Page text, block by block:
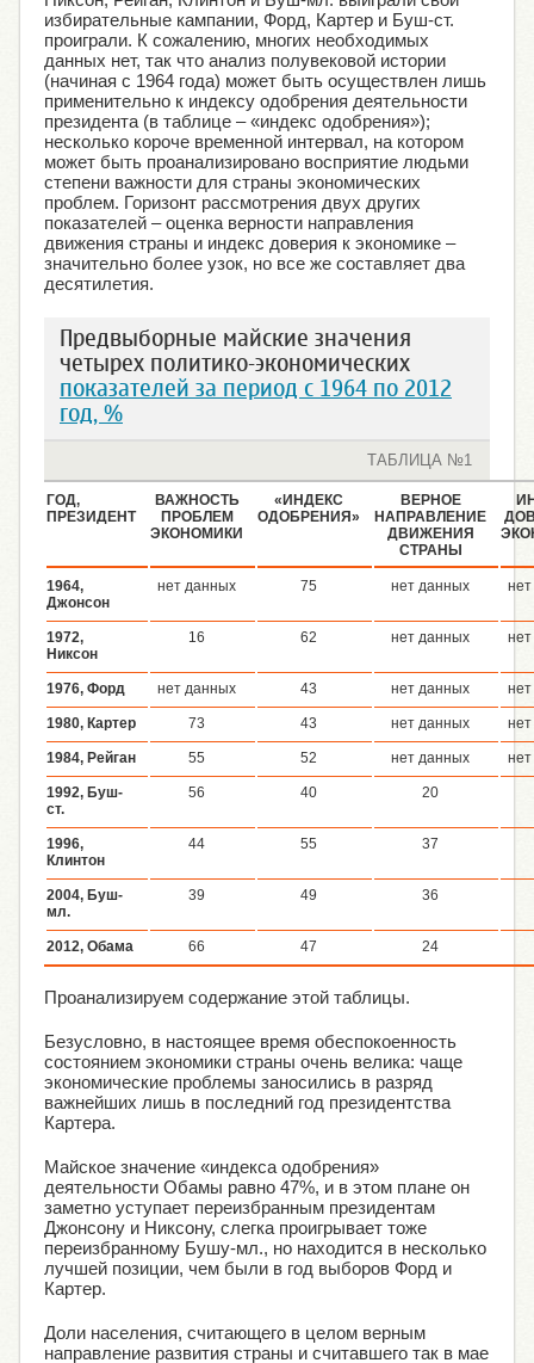
избирательные кампании, Форд, Картер и Буш-ст.
проиграли. К сожалению, многих необходимых
данных нет, так что анализ полувековой истории
(начиная с 1964 года) может быть осуществлен лишь
применительно к индексу одобрения деятельности
президента (в таблице – «индекс одобрения»);
несколько короче временной интервал, на котором
может быть проанализировано восприятие людьми
степени важности для страны экономических
проблем. Горизонт рассмотрения двух других
показателей – оценка верности направления
движения страны и индекс доверия к экономике –
значительно более узок, но все же составляет два
десятилетия.
Предвыборные майские значения
четырех политико-экономических
показателей за период с 1964 по 2012
год, %
ТАБЛИЦА №1
ГОД,
ПРЕЗИДЕНТ
ВАЖНОСТЬ
ПРОБЛЕМ
ЭКОНОМИКИ
«ИНДЕКС
ОДОБРЕНИЯ»
ВЕРНОЕ
НАПРАВЛЕНИЕ
ДВИЖЕНИЯ
СТРАНЫ
1964,
Джонсон
нет данных 75 нет данных
1972,
Никсон
16 62 нет данных
1976, Форд нет данных 43 нет данных
1980, Картер 73 43 нет данных
1984, Рейган 55 52 нет данных
1992, Буш-
ст.
56 40 20
1996,
Клинтон
44 55 37
2004, Буш-
мл.
39 49 36
2012, Обама 66 47 24
Проанализируем содержание этой таблицы.
Безусловно, в настоящее время обеспокоенность
состоянием экономики страны очень велика: чаще
экономические проблемы заносились в разряд
важнейших лишь в последний год президентства
Картера.
Майское значение «индекса одобрения»
деятельности Обамы равно 47%, и в этом плане он
заметно уступает переизбранным президентам
Джонсону и Никсону, слегка проигрывает тоже
переизбранному Бушу-мл., но находится в несколько
лучшей позиции, чем были в год выборов Форд и
Картер.
Доли населения, считающего в целом верным
направление развития страны и считавшего так в мае